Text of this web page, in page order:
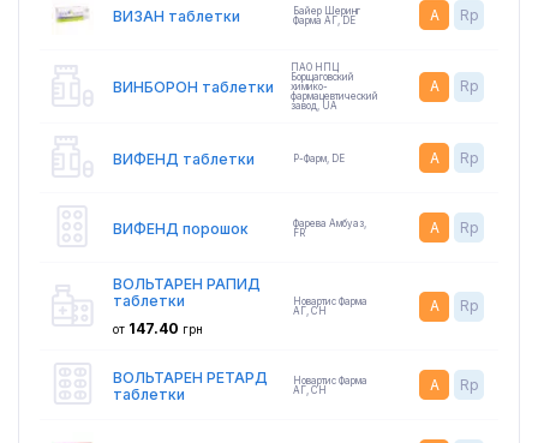
ВИЗАН таблетки
Байер Шеринг
Фарма АГ,DE A Rp
ВИНБОРОН таблетки
ПАО НПЦ
Борщаговский
химико-
фармацевтический
завод, UA
A Rp
ВИФЕНД таблетки Р-Фарм, DE A Rp
ВИФЕНД порошок Фарева Амбуаз,
FR
A Rp
ВОЛЬТАРЕН РАПИД
таблетки
от 147.40 грн
Новартис Фарма
АГ, CH A Rp
ВОЛЬТАРЕН РЕТАРД
таблетки
Новартис Фарма
АГ, CH A Rp